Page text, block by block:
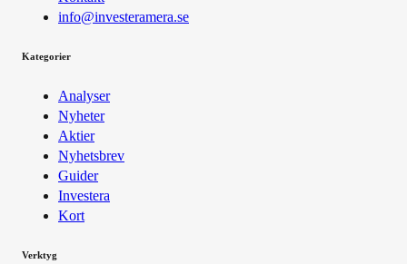
info@investeramera.se
Kategorier
Analyser
Nyheter
Aktier
Nyhetsbrev
Guider
Investera
Kort
Verktyg